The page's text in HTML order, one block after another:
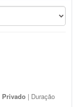
Privado | Duração